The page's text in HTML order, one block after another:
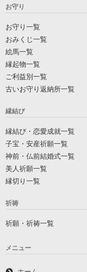
お守り
お守り一覧
おみくじ一覧
絵馬一覧
縁起物一覧
ご利益別一覧
古いお守り返納所一覧
縁結び
縁結び・恋愛成就一覧
子宝・安産祈願一覧
神前・仏前結婚式一覧
美人祈願一覧
縁切り一覧
祈祷
祈願・祈祷一覧
メニュー